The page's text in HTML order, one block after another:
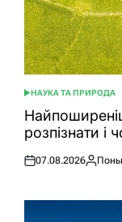
ОПУБЛІКУВАТИ
У
НАУКА ТА ПРИРОДА
розпізнати і
Оприлюднено
07.08.2026